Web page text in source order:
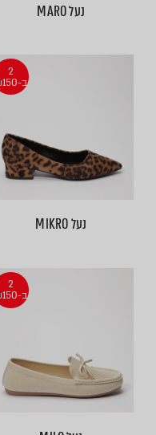
נעל MARO
2
ב-₪150
נעל MIKRO
2
ב-₪150